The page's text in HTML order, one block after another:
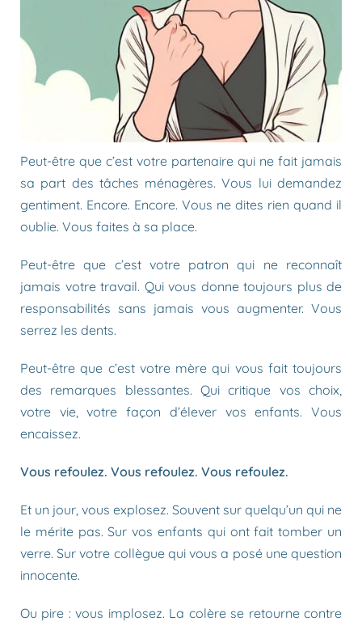
Peut-être que c’est votre partenaire qui ne fait jamais
sa part des tâches ménagères. Vous lui demandez
gentiment. Encore. Encore. Vous ne dites rien quand il
oublie. Vous faites à sa place.
Peut-être que c’est votre patron qui ne reconnaît
jamais votre travail. Qui vous donne toujours plus de
responsabilités sans jamais vous augmenter. Vous
serrez les dents.
Peut-être que c’est votre mère qui vous fait toujours
des remarques blessantes. Qui critique vos choix,
votre vie, votre façon d’élever vos enfants. Vous
encaissez.
Vous refoulez. Vous refoulez. Vous refoulez.
Et un jour, vous explosez. Souvent sur quelqu’un qui ne
le mérite pas. Sur vos enfants qui ont fait tomber un
verre. Sur votre collègue qui vous a posé une question
innocente.
Ou pire : vous implosez. La colère se retourne contre